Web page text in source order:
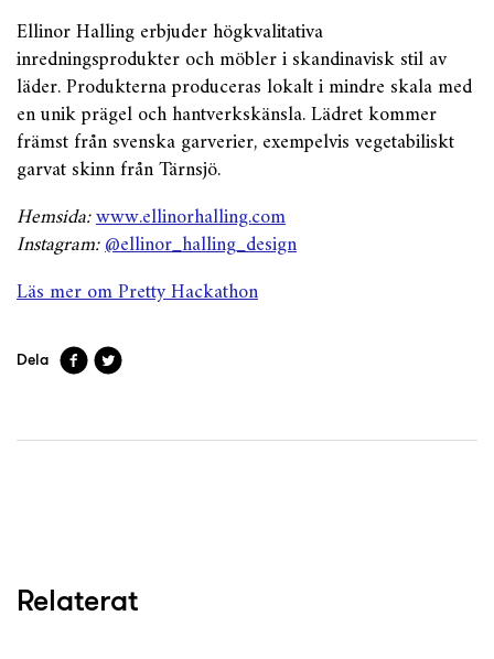
Ellinor Halling erbjuder högkvalitativa
inredningsprodukter och möbler i skandinavisk stil av
läder. Produkterna produceras lokalt i mindre skala med
en unik prägel och hantverkskänsla. Lädret kommer
främst från svenska garverier, exempelvis vegetabiliskt
garvat skinn från Tärnsjö.
Hemsida:www.ellinorhalling.com
Instagram:@ellinor_halling_design
Läs mer om Pretty Hackathon
Dela
Relaterat